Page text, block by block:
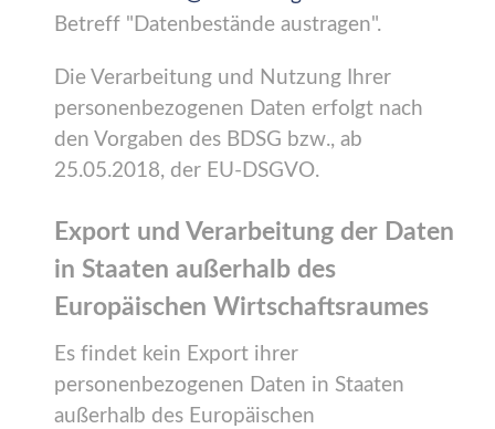
Betreff "Datenbestände austragen".
Die Verarbeitung und Nutzung Ihrer
personenbezogenen Daten erfolgt nach
den Vorgaben des BDSG bzw., ab
25.05.2018, der EU-DSGVO.
Export und Verarbeitung der Daten
in Staaten außerhalb des
Europäischen Wirtschaftsraumes
Es findet kein Export ihrer
personenbezogenen Daten in Staaten
außerhalb des Europäischen